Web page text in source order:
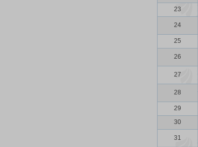
23
24
25
26
27
28
29
30
31